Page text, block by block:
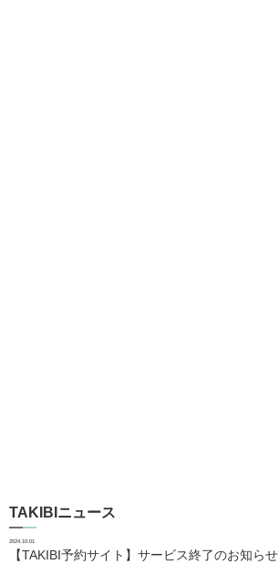
TAKIBIニュース
2024.10.01
【TAKIBI予約サイト】サービス終了のお知らせ